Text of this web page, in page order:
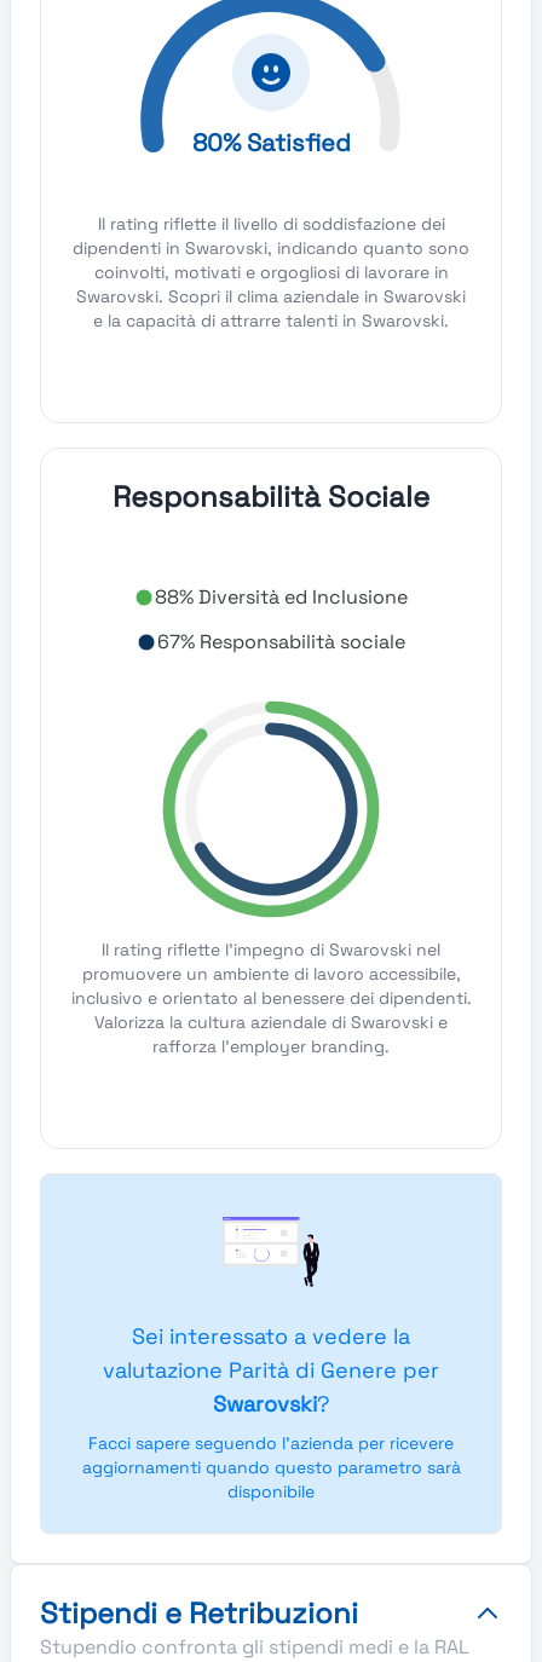
80% Satisfied
Il rating riflette il livello di soddisfazione dei
dipendenti in Swarovski, indicando quanto sono
coinvolti, motivati e orgogliosi di lavorare in
Swarovski. Scopri il clima aziendale in Swarovski
e la capacità di attrarre talenti in Swarovski.
Responsabilità Sociale
88% Diversità ed Inclusione
67% Responsabilità sociale
Il rating riflette l'impegno di Swarovski nel
promuovere un ambiente di lavoro accessibile,
inclusivo e orientato al benessere dei dipendenti.
Valorizza la cultura aziendale di Swarovski e
rafforza l'employer branding.
Sei interessato a vedere la
valutazione Parità di Genere per
Swarovski?
Facci sapere seguendo l'azienda per ricevere
aggiornamenti quando questo parametro sarà
disponibile
Stipendi e Retribuzioni
Stupendio confronta gli stipendi medi e la RAL